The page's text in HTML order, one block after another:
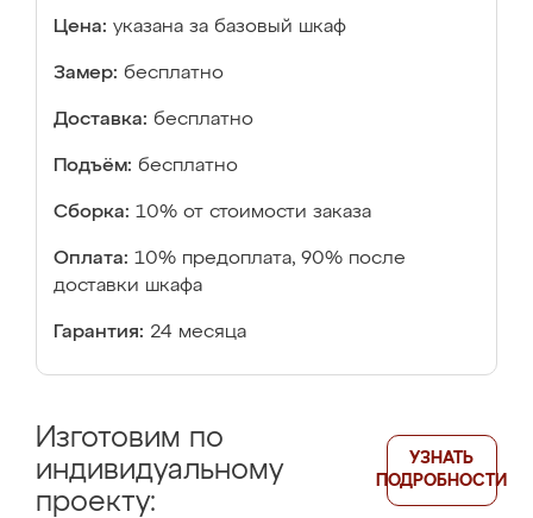
Цена: указана за базовый шкаф
Замер: бесплатно
Доставка: бесплатно
Подъём: бесплатно
Сборка: 10% от стоимости заказа
Оплата: 10% предоплата, 90% после
доставки шкафа
Гарантия: 24 месяца
Изготовим по
индивидуальному
проекту:
УЗНАТЬ
ПОДРОБНОСТИ